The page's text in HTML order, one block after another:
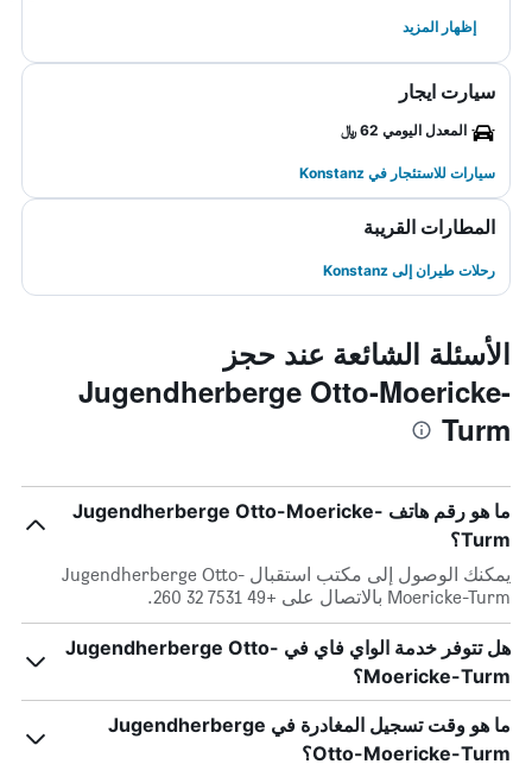
إظهار المزيد
سيارت ايجار
المعدل اليومي 62 ﷼
سيارات للاستئجار في Konstanz
المطارات القريبة
رحلات طيران إلى Konstanz
الأسئلة الشائعة عند حجز
Jugendherberge Otto-Moericke-
Turm
ما هو رقم هاتف Jugendherberge Otto-Moericke-
Turm؟
يمكنك الوصول إلى مكتب استقبال Jugendherberge Otto-
Moericke-Turm بالاتصال على +49 7531 32 260.
هل تتوفر خدمة الواي فاي في Jugendherberge Otto-
Moericke-Turm؟
ما هو وقت تسجيل المغادرة في Jugendherberge
Otto-Moericke-Turm؟